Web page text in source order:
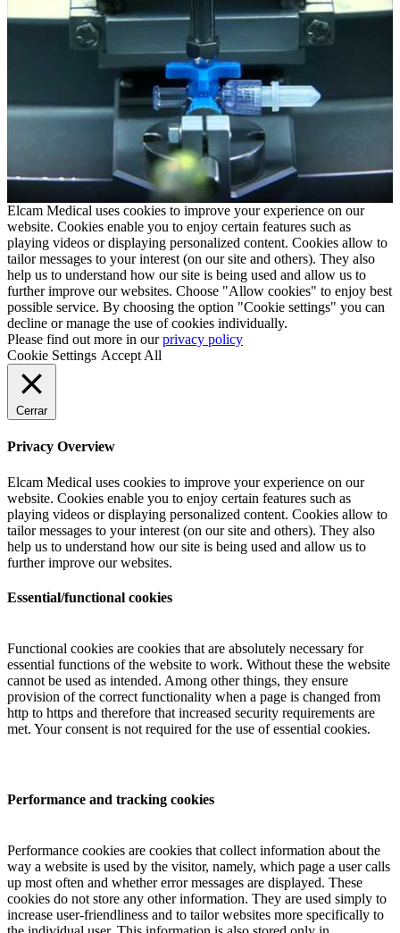
Elcam Medical uses cookies to improve your experience on our
website. Cookies enable you to enjoy certain features such as
playing videos or displaying personalized content. Cookies allow to
tailor messages to your interest (on our site and others). They also
help us to understand how our site is being used and allow us to
further improve our websites. Choose "Allow cookies" to enjoy best
possible service. By choosing the option "Cookie settings" you can
decline or manage the use of cookies individually.
Please find out more in ourprivacy policy
Cookie Settings Accept All
Cerrar
Privacy Overview
Elcam Medical uses cookies to improve your experience on our
website. Cookies enable you to enjoy certain features such as
playing videos or displaying personalized content. Cookies allow to
tailor messages to your interest (on our site and others). They also
help us to understand how our site is being used and allow us to
further improve our websites.
Essential/functional cookies
Functional cookies are cookies that are absolutely necessary for
essential functions of the website to work. Without these the website
cannot be used as intended. Among other things, they ensure
provision of the correct functionality when a page is changed from
http to https and therefore that increased security requirements are
met. Your consent is not required for the use of essential cookies.
Performance and tracking cookies
Performance cookies are cookies that collect information about the
way a website is used by the visitor, namely, which page a user calls
up most often and whether error messages are displayed. These
cookies do not store any other information. They are used simply to
increase user-friendliness and to tailor websites more specifically to